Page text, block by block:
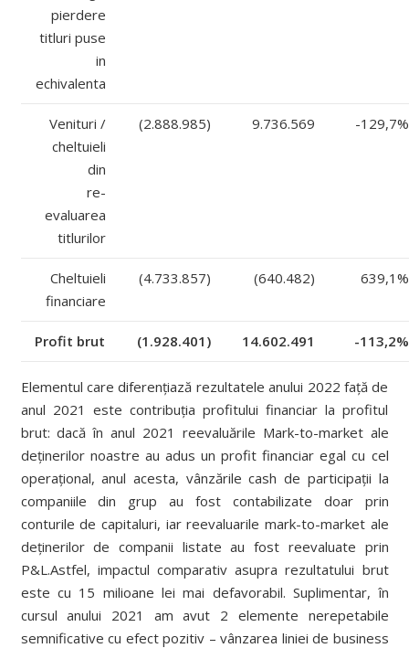
pierdere
titluri puse
in
echivalenta
Venituri /
cheltuieli
din
re-
evaluarea
titlurilor
(2.888.985) 9.736.569 -129,7%
Cheltuieli
financiare
(4.733.857) (640.482) 639,1%
Profit brut (1.928.401) 14.602.491 -113,2%
Elementul care diferențiază rezultatele anului 2022 față de
anul 2021 este contribuția profitului financiar la profitul
brut: dacă în anul 2021 reevaluările Mark-to-market ale
deținerilor noastre au adus un profit financiar egal cu cel
operațional, anul acesta, vânzările cash de participații la
companiile din grup au fost contabilizate doar prin
conturile de capitaluri, iar reevaluarile mark-to-market ale
deținerilor de companii listate au fost reevaluate prin
P&L.Astfel, impactul comparativ asupra rezultatului brut
este cu 15 milioane lei mai defavorabil. Suplimentar, în
cursul anului 2021 am avut 2 elemente nerepetabile
semnificative cu efect pozitiv – vânzarea liniei de business